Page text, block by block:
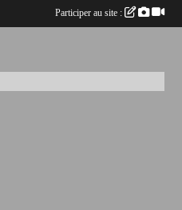
Participer au site :